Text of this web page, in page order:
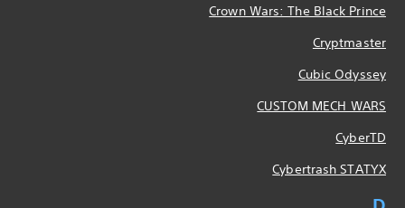
Crown Wars: The Black Prince
Cryptmaster
Cubic Odyssey
CUSTOM MECH WARS
CyberTD
Cybertrash STATYX